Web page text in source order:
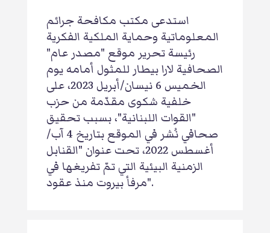
استدعى مكتب مكافحة جرائم
المعلوماتية وحماية الملكية الفكرية
رئيسة تحرير موقع "مصدر عام"
الصحافية لارا بيطار للمثول أمامه يوم
الخميس 6 نيسان/أبريل 2023، على
خلفية شكوى مقدّمة من حزب
"القوات اللبنانية"، بسبب تحقيق
صحافي نُشر في الموقع بتاريخ 4 آب/
أغسطس 2022، تحت عنوان "القنابل
الزمنية البيئية التي تمّ تفريغها في
مرفأ بيروت منذ عقود".